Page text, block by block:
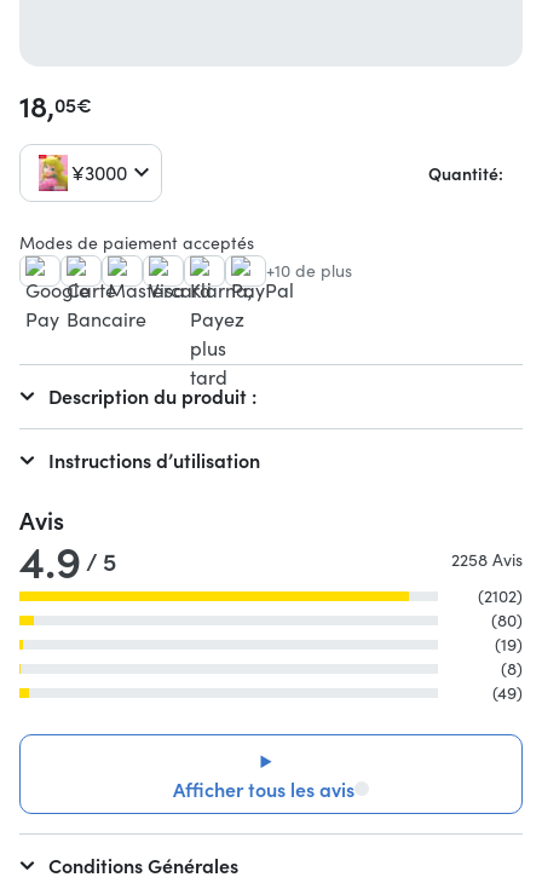
18,05€
¥3000 Quantité:
Modes de paiement acceptés
+10 de plus
Description du produit :
Instructions d’utilisation
Avis
4.9 / 5
2258 Avis
(2102)
(80)
(19)
(8)
(49)
Afficher tous les avis
Conditions Générales